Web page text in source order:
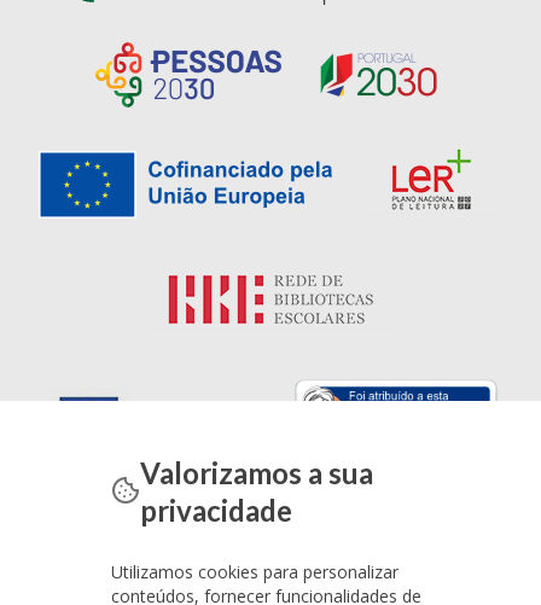
Valorizamos a sua
privacidade
Utilizamos cookies para personalizar
conteúdos, fornecer funcionalidades de